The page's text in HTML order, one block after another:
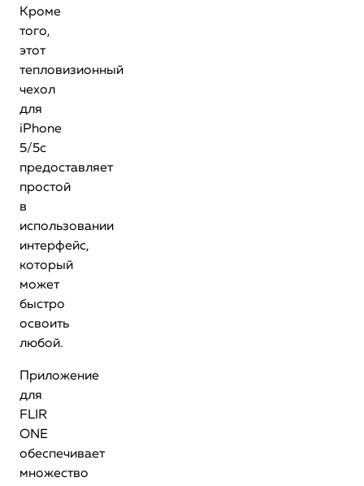
Кроме
того,
этот
тепловизионный
чехол
для
iPhone
5/5c
предоставляет
простой
в
использовании
интерфейс,
который
может
быстро
освоить
любой.
Приложение
для
FLIR
ONE
обеспечивает
множество